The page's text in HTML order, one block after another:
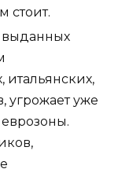
стоит.
выданных
угрожает уже